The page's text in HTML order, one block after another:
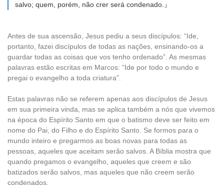
salvo; quem, porém, não crer será condenado.』
Antes de sua ascensão, Jesus pediu a seus discípulos: “Ide,
portanto, fazei discípulos de todas as nações, ensinando-os a
guardar todas as coisas que vos tenho ordenado”. As mesmas
palavras estão escritas em Marcos: “Ide por todo o mundo e
pregai o evangelho a toda criatura”.
Estas palavras não se referem apenas aos discípulos de Jesus
em sua primeira vinda, mas se aplica também a nós que vivemos
na época do Espírito Santo em que o batismo deve ser feito em
nome do Pai, do Filho e do Espírito Santo. Se formos para o
mundo inteiro e pregarmos as boas novas para todas as
pessoas, aqueles que aceitam serão salvos. A Bíblia mostra que
quando pregamos o evangelho, aqueles que creem e são
batizados serão salvos, mas aqueles que não creem serão
condenados.